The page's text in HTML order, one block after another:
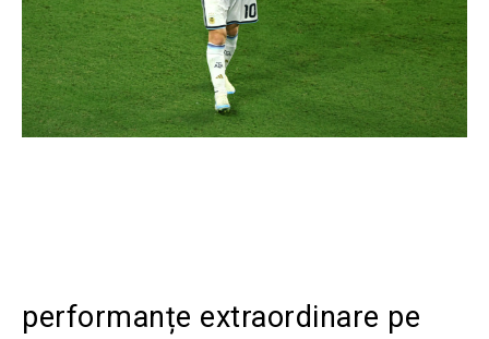
performanțe extraordinare pe